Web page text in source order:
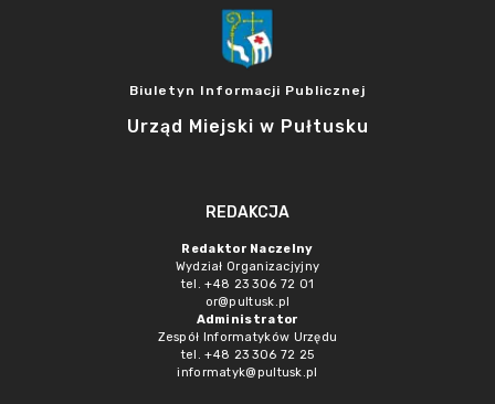
Biuletyn Informacji Publicznej
Urząd Miejski w Pułtusku
REDAKCJA
Redaktor Naczelny
Wydział Organizacjyjny
tel. +48 23 306 72 01
or@pultusk.pl
Administrator
Zespół Informatyków Urzędu
tel. +48 23 306 72 25
informatyk@pultusk.pl